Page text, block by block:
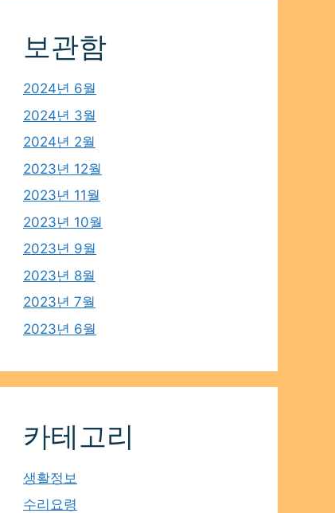
보관함
2024년 6월
2024년 3월
2024년 2월
2023년 12월
2023년 11월
2023년 10월
2023년 9월
2023년 8월
2023년 7월
2023년 6월
카테고리
생활정보
수리요령